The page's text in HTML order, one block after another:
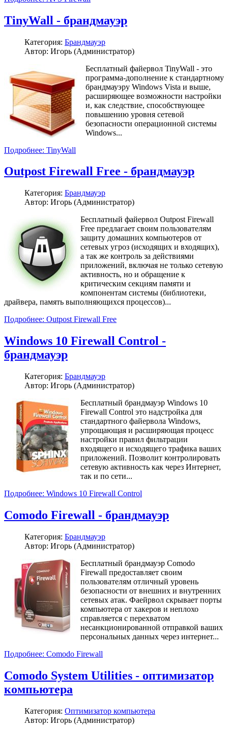
TinyWall - брандмауэр
Категория: Брандмауэр
Автор: Игорь (Администратор)
Бесплатный файервол TinyWall - это
программа-дополнение к стандартному
брандмауэру Windows Vista и выше,
расширяющее возможности настройки
и, как следствие, способствующее
повышению уровня сетевой
безопасности операционной системы
Windows...
Подробнее: TinyWall
Outpost Firewall Free - брандмауэр
Категория: Брандмауэр
Автор: Игорь (Администратор)
Бесплатный файервол Outpost Firewall
Free предлагает своим пользователям
защиту домашних компьютеров от
сетевых угроз (исходящих и входящих),
а так же контроль за действиями
приложений, включая не только сетевую
активность, но и обращение к
критическим секциям памяти и
компонентам системы (библиотеки,
драйвера, память выполняющихся процессов)...
Подробнее: Outpost Firewall Free
Windows 10 Firewall Control -
брандмауэр
Категория: Брандмауэр
Автор: Игорь (Администратор)
Бесплатный брандмауэр Windows 10
Firewall Control это надстройка для
стандартного файервола Windows,
упрощающая и расширяющая процесс
настройки правил фильтрации
входящего и исходящего трафика ваших
приложений. Позволит контролировать
сетевую активность как через Интернет,
так и по сети...
Подробнее: Windows 10 Firewall Control
Comodo Firewall - брандмауэр
Категория: Брандмауэр
Автор: Игорь (Администратор)
Бесплатный брандмауэр Comodo
Firewall предоставляет своим
пользователям отличный уровень
безопасности от внешних и внутренних
сетевых атак. Фаейрвол скрывает порты
компьютера от хакеров и неплохо
справляется с перехватом
несанкционированной отправкой ваших
персональных данных через интернет...
Подробнее: Comodo Firewall
Comodo System Utilities - оптимизатор
компьютера
Категория: Оптимизатор компьютера
Автор: Игорь (Администратор)